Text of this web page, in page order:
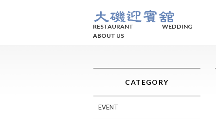
RESTAURANT WEDDING
ABOUT US
CATEGORY
EVENT